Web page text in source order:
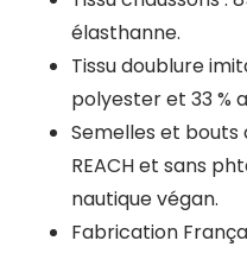
élasthanne.
Tissu doublure
polyester et 33 %
Semelles et bouts
REACH et sans
nautique végan.
Fabrication